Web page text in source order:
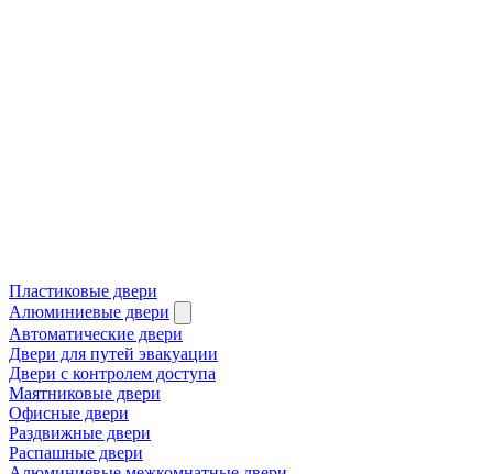
Пластиковые двери
Алюминиевые двери
Автоматические двери
Двери для путей эвакуации
Двери с контролем доступа
Маятниковые двери
Офисные двери
Раздвижные двери
Распашные двери